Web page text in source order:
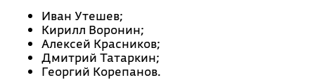
Иван Утешев;
Кирилл Воронин;
Алексей Красников;
Дмитрий Татаркин;
Георгий Корепанов.